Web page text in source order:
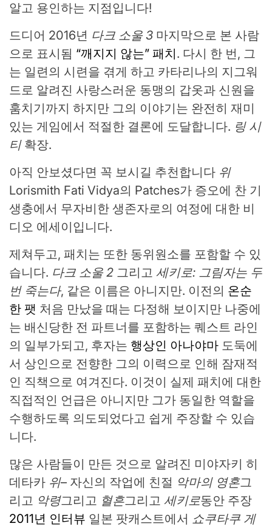
알고 용인하는 지점입니다!
드디어 2016년 다크 소울 3 마지막으로 본 사람
으로 표시됨 “깨지지 않는” 패치. 다시 한 번, 그
는 일련의 시련을 겪게 하고 카타리나의 지그워
드로 알려진 사랑스러운 동맹의 갑옷과 신원을
훔치기까지 하지만 그의 이야기는 완전히 재미
있는 게임에서 적절한 결론에 도달합니다. 링 시
티확장.
아직 안보셨다면 꼭 보시길 추천합니다 위
Lorismith Fati Vidya의 Patches가 증오에 찬 기
생충에서 무자비한 생존자로의 여정에 대한 비
디오 에세이입니다.
제쳐두고, 패치는 또한 동위원소를 포함할 수 있
습니다. 다크 소울 2 그리고 세키로: 그림자는 두
번 죽는다, 같은 이름은 아니지만. 이전의 온순
한 팻 처음 만났을 때는 다정해 보이지만 나중에
는 배신당한 전 파트너를 포함하는 퀘스트 라인
의 일부가되고, 후자는 행상인 아나야마 도둑에
서 상인으로 전향한 그의 이력으로 인해 잠재적
인 직책으로 여겨진다. 이것이 실제 패치에 대한
직접적인 언급은 아니지만 그가 동일한 역할을
수행하도록 의도되었다고 쉽게 주장할 수 있습
니다.
많은 사람들이 만든 것으로 알려진 미야자키 히
데타카 위– 자신의 작업에 친절 악마의 영혼그
리고 악령그리고 혈흔그리고 세키로동안 주장
2011년 인터뷰 일본 팟캐스트에서 쇼쿠타쿠 게